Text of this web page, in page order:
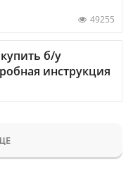
49255
б/у
инструкция